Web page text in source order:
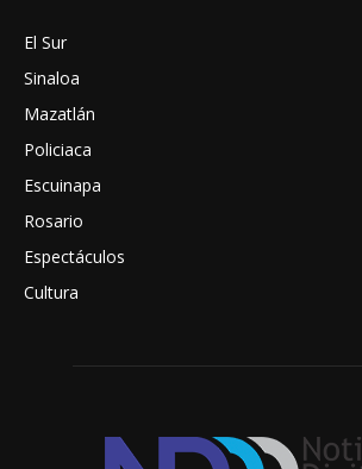
El Sur
Sinaloa
Mazatlán
Policiaca
Escuinapa
Rosario
Espectáculos
Cultura